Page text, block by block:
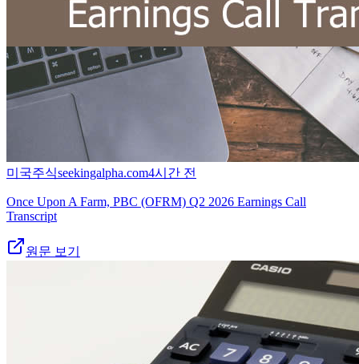
미국주식seekingalpha.com4시간 전
Once Upon A Farm, PBC (OFRM) Q2 2026 Earnings Call
Transcript
원문 보기